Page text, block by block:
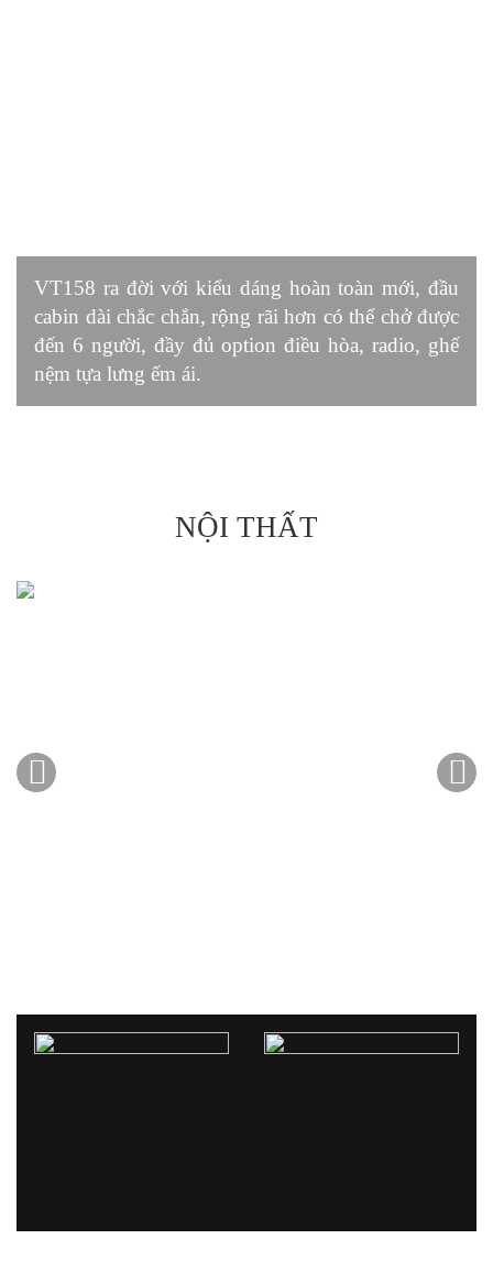
VT158 ra đời với kiểu dáng hoàn toàn mới, đầu
cabin dài chắc chắn, rộng rãi hơn có thể chở được
đến 6 người, đầy đủ option điều hòa, radio, ghế
nệm tựa lưng ếm ái.
NỘI THẤT